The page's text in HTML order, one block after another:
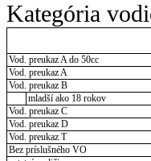
Kategória
Vod. preukaz A do 50cc
Vod. preukaz A
Vod. preukaz B
mladší ako 18 rokov
Vod. preukaz C
Vod. preukaz D
Vod. preukaz T
Bez príslušného VO